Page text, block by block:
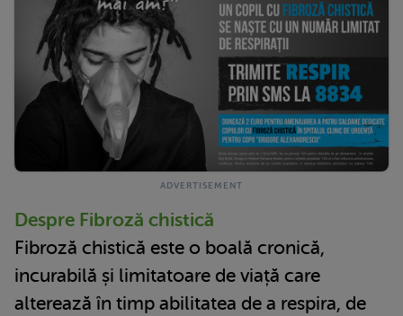
Despre Fibroză chistică
Fibroză chistică este o boală cronică,
incurabilă și limitatoare de viață care
alterează în timp abilitatea de a respira, de